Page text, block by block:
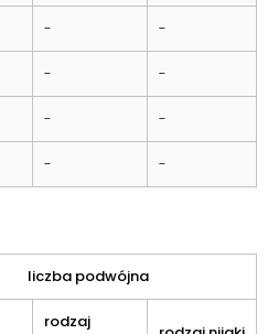
- -
- -
- -
- -
liczba podwójna
rodzaj